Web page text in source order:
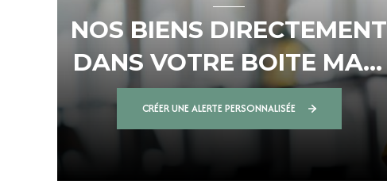
NOS BIENS DIRECTEMENT
DANS VOTRE BOITE MAIL
!
CRÉER UNE ALERTE PERSONNALISÉE